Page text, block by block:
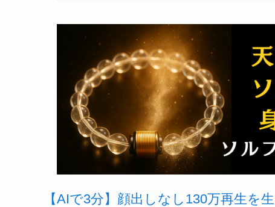
【AIで3分】顔出しなし130万再生を